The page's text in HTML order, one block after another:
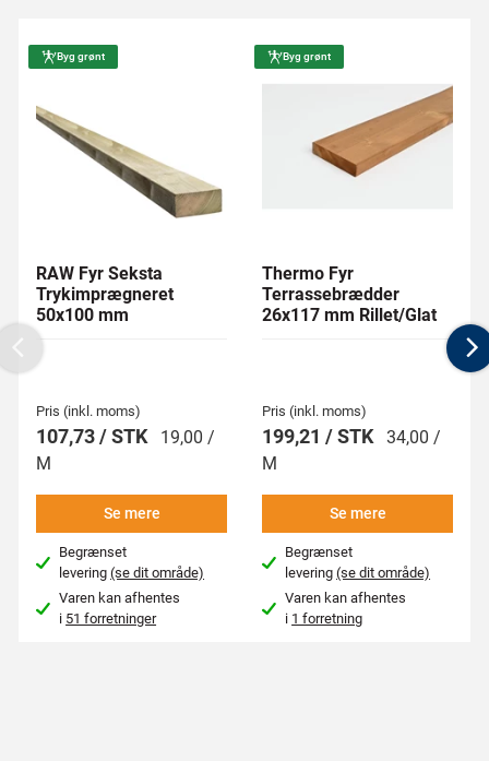
Byg grønt
RAW Fyr Seksta
Trykimprægneret
50x100 mm
Pris (inkl. moms)
107,73 / STK
19,00 /
M
Se mere
Begrænset
levering(se dit område)
Varen kan afhentes
i 51 forretninger
Byg grønt
Thermo Fyr
Terrassebrædder
26x117 mm Rillet/Glat
Pris (inkl. moms)
199,21 / STK 34,00 /
M
Se mere
Begrænset
levering(se dit område)
Varen kan afhentes
i 1 forretning
Previous